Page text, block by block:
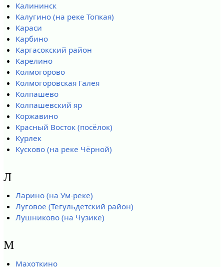
Калининск
Калугино (на реке Топкая)
Караси
Карбино
Каргасокский район
Карелино
Колмогорово
Колмогоровская Галея
Колпашево
Колпашевский яр
Коржавино
Красный Восток (посёлок)
Курлек
Кусково (на реке Чёрной)
Л
Ларино (на Ум-реке)
Луговое (Тегульдетский район)
Лушниково (на Чузике)
М
Махоткино